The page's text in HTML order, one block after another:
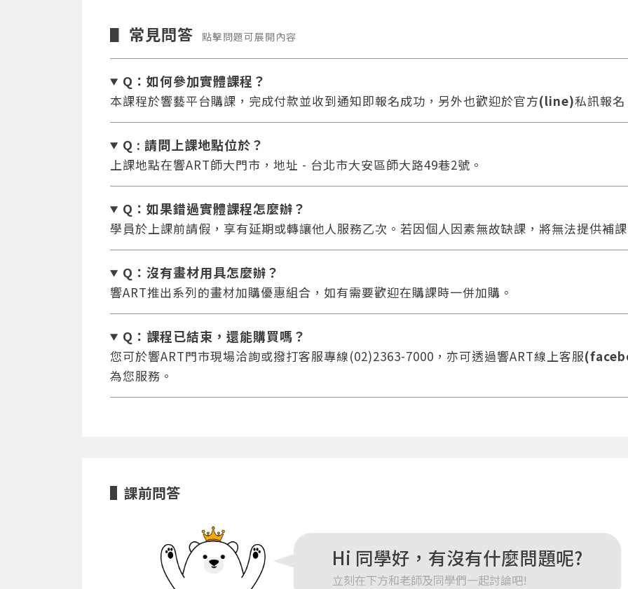
重設密碼
取消
▋ 常見問答 點擊問題可展開內容
Q：如何參加實體課程？
本課程於響藝平台購課，完成付款並收到通知即報名成功，另外也歡迎於官方(line)私訊報
Q : 請問上課地點位於？
上課地點在響ART師大門市，地址 - 台北市大安區師大路49巷2號。
Q：如果錯過實體課程怎麼辦？
學員於上課前請假，享有延期或轉讓他人服務乙次。若因個人因素無故缺課，將無法提供補
Q：沒有畫材用具怎麼辦？
響ART推出系列的畫材加購優惠組合，如有需要歡迎在購課時一併加購。
Q：課程已結束，還能購買嗎？
您可於響ART門市現場洽詢或撥打客服專線(02)2363-7000，亦可透過響ART線上客服
為您服務。
課前問答
Hi 同學好，有沒有什麼問題呢?
立刻在下方和老師及同學們一起討論吧!